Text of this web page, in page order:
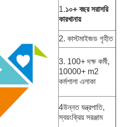
1.১০+ বছর সরাসরি
কারখানায়
2. কাস্টমাইজড গৃহীত
3. 100+ দক্ষ কর্মী,
10000+ m2
কর্মশালা এলাকা
4উন্নত যন্ত্রপাতি,
স্বয়ংক্রিয় সরঞ্জাম